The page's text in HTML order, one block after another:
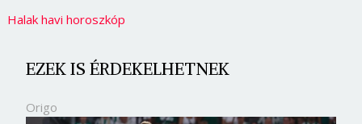
Halak havi horoszkóp
EZEK IS ÉRDEKELHETNEK
Origo